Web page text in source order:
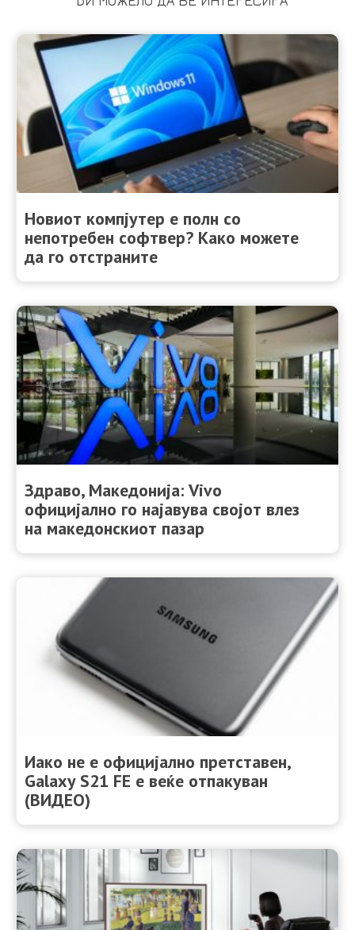
Новиот компјутер е полн со
непотребен софтвер? Како можете
да го отстраните
Здраво, Македонија: Vivo
официјално го најавува својот влез
на македонскиот пазар
Иако не е официјално претставен,
Galaxy S21 FE е веќе отпакуван
(ВИДЕО)